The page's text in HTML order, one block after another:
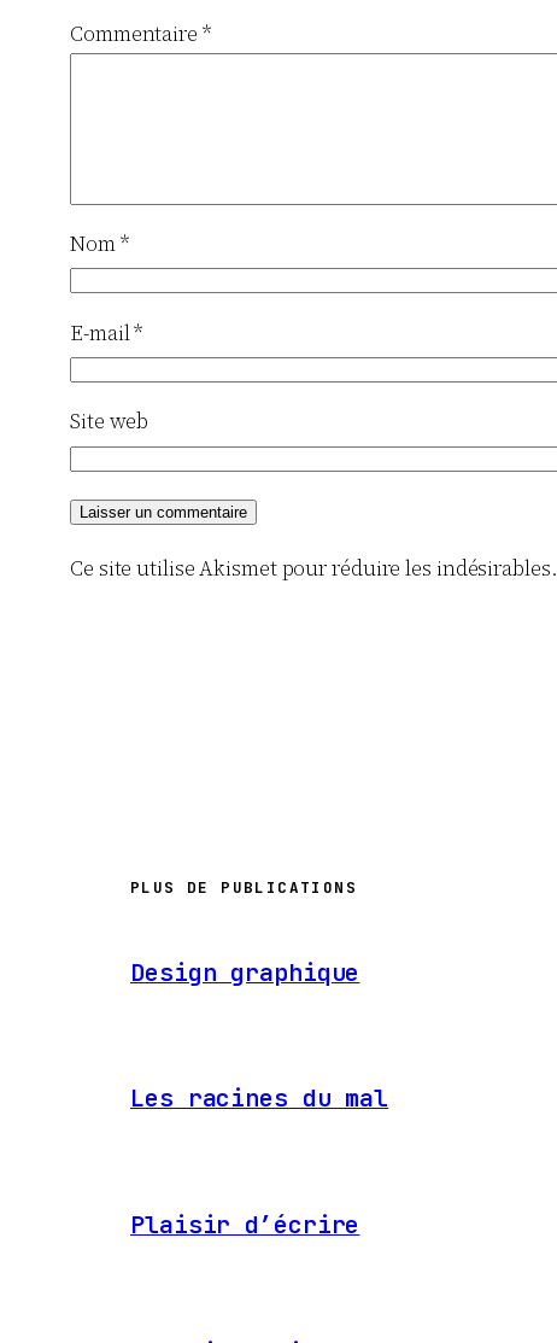
Commentaire *
Nom*
E-mail*
Site web
Ce site utilise Akismet pour réduire les indésirables.
PLUS DE PUBLICATIONS
Design graphique
Les racines du mal
Plaisir d’écrire